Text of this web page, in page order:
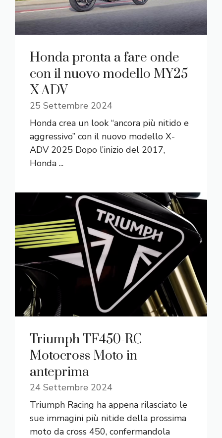
Honda pronta a fare onde
con il nuovo modello MY25
X-ADV
25 Settembre 2024
Honda crea un look “ancora più nitido e
aggressivo” con il nuovo modello X-
ADV 2025 Dopo l’inizio del 2017,
Honda ...
Triumph TF450-RC
Motocross Moto in
anteprima
24 Settembre 2024
Triumph Racing ha appena rilasciato le
sue immagini più nitide della prossima
moto da cross 450, confermandola